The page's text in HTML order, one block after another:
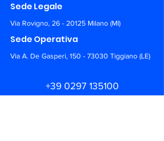
Sede Legale
Via Rovigno, 26 - 20125 Milano (MI)
Sede Operativa
Via A. De Gasperi, 150 - 73030 Tiggiano (LE)
+39 0297 135100